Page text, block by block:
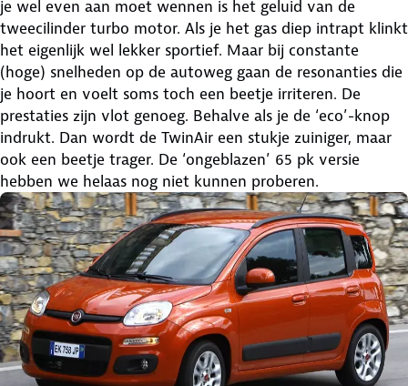
je wel even aan moet wennen is het geluid van de
tweecilinder turbo motor. Als je het gas diep intrapt klinkt
het eigenlijk wel lekker sportief. Maar bij constante
(hoge) snelheden op de autoweg gaan de resonanties die
je hoort en voelt soms toch een beetje irriteren. De
prestaties zijn vlot genoeg. Behalve als je de ‘eco’-knop
indrukt. Dan wordt de TwinAir een stukje zuiniger, maar
ook een beetje trager. De ‘ongeblazen’ 65 pk versie
hebben we helaas nog niet kunnen proberen.